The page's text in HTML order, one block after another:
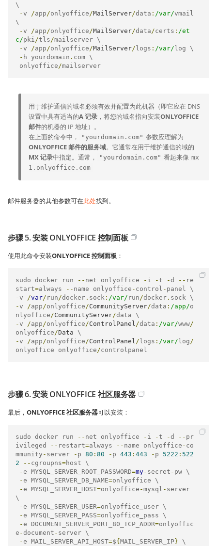
\
-v /app/onlyoffice/MailServer/data : /var/vmail
\
-v /app/onlyoffice/MailServer/data/certs : /et
c/pki/tls/mailserver \
-v /app/onlyoffice/MailServer/ logs : /var/ log \
- h yourdomain . com \
onlyoffice/mailserver
用于维护通信的域名必须有效并配置为此机器（即它应在 DNS
设置中具有适当的A 记录 ，将您的域名指向安装ONLYOFFICE
邮件的机器的 IP 地址）。
在上面的命令中，
"yourdomain.com" 参数应理解为
ONLYOFFICE 邮件的服务域。它通常在用于维护通信的域的
MX 记录中指定。通常， "yourdomain.com" 看起来像 mx
1.onlyoffice.com
邮件服务器的其他参数可在此处找到。
步骤 5. 安装 ONLYOFFICE 控制面板
使用此命令安装ONLYOFFICE 控制面板 ：
sudo docker run -- net onlyoffice - i -t -d -- re
start=always -- name onlyoffice - control -
-v /var/ run/docker . sock : /var/ run/docker .
-v /app/onlyoffice/CommunityServer/data : /app/o
nlyoffice/CommunityServer/
-v /app/onlyoffice/ControlPanel/data : /var/www/
onlyoffice/Data
-v /app/onlyoffice/ControlPanel/ logs : /var/ log/
onlyoffice onlyoffice/controlpanel
步骤 6. 安装 ONLYOFFICE 社区服务器
最后， ONLYOFFICE 社区服务器可以安装：
sudo docker run -- net onlyoffice - i -t -d -- pr
ivileged
-- restart=always -- name onlyoffice - co
mmunity - server - p 80 : 80 - p 443 : 443 - p 5222 : 522
2
-- cgroupns=host \
-e MYSQL_SERVER_ROOT_PASSWORD=my- secret - pw \
-e MYSQL_SERVER_DB_NAME=onlyoffice \
-e MYSQL_SERVER_HOST=onlyoffice -mysql - server
\
-e MYSQL_SERVER_USER=onlyoffice_user \
-e MYSQL_SERVER_PASS=onlyoffice_pass \
-e DOCUMENT_SERVER_PORT_80_TCP_ADDR=onlyoffic
e -document - server \
-e MAIL_SERVER_API_HOST=${ MAIL_SERVER_IP} \